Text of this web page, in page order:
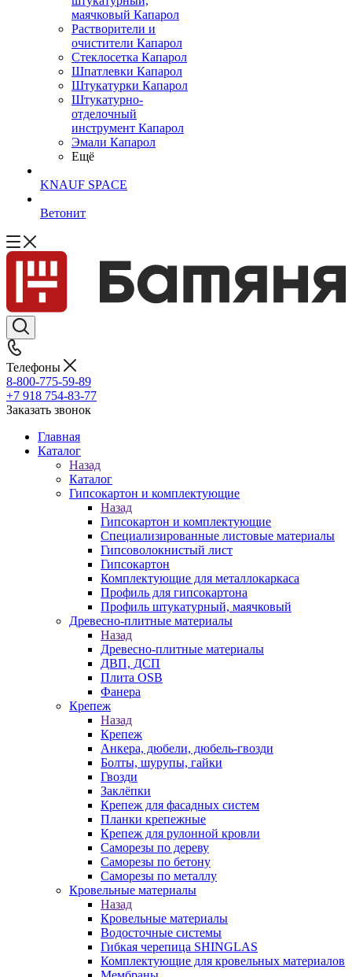
маячковый Капарол
Растворители и
очистители Капарол
Cтеклосетка Капарол
Шпатлевки Капарол
Штукатурки Капарол
Штукатурно-
отделочный
инструмент Капарол
Эмали Капарол
Ещё
KNAUF SPACE
Ветонит
Телефоны
8-800-775-59-89
+7 918 754-83-77
Заказать звонок
Главная
Каталог
Назад
Каталог
Гипсокартон и комплектующие
Назад
Гипсокартон и комплектующие
Специализированные листовые материалы
Гипсоволокнистый лист
Гипсокартон
Комплектующие для металлокаркаса
Профиль для гипсокартона
Профиль штукатурный, маячковый
Древесно-плитные материалы
Назад
Древесно-плитные материалы
ДВП, ДСП
Плита OSB
Фанера
Крепеж
Назад
Крепеж
Анкера, дюбели, дюбель-гвозди
Болты, шурупы, гайки
Гвозди
Заклёпки
Крепеж для фасадных систем
Планки крепежные
Крепеж для рулонной кровли
Саморезы по дереву
Саморезы по бетону
Саморезы по металлу
Кровельные материалы
Назад
Кровельные материалы
Водосточные системы
Гибкая черепица SHINGLAS
Комплектующие для кровельных материалов